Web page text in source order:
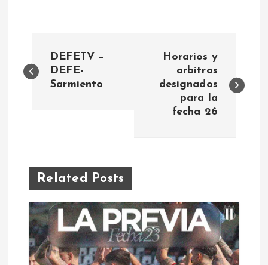
a
g
a
c
DEFETV –
DEFE-
Sarmiento
Horarios y
arbitros
designados
para la
fecha 26
Related Posts